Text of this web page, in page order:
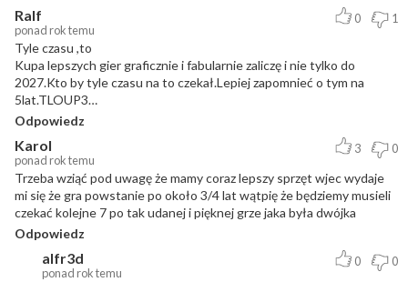
Ralf
ponad rok temu
0 1
Tyle czasu ,to
Kupa lepszych gier graficznie i fabularnie zaliczę i nie tylko do
2027.Kto by tyle czasu na to czekał.Lepiej zapomnieć o tym na
5lat.TLOUP3…
Odpowiedz
Karol
ponad rok temu
3 0
Trzeba wziąć pod uwagę że mamy coraz lepszy sprzęt wjec wydaje
mi się że gra powstanie po około 3/4 lat wątpię że będziemy musieli
czekać kolejne 7 po tak udanej i pięknej grze jaka była dwójka
Odpowiedz
alfr3d
ponad rok temu
0 0